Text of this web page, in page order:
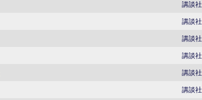
講談社
講談社
講談社
講談社
講談社
講談社